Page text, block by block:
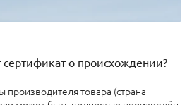
о происхождении?
товара (страна